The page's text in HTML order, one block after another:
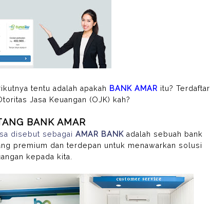
tentu adalah apakah BANK AMAR itu? Terdaftar
Jasa Keuangan (OJK) kah?
BANK AMAR
disebut sebagai AMAR BANK adalah sebuah bank
premium dan terdepan untuk menawarkan solusi
kepada kita.